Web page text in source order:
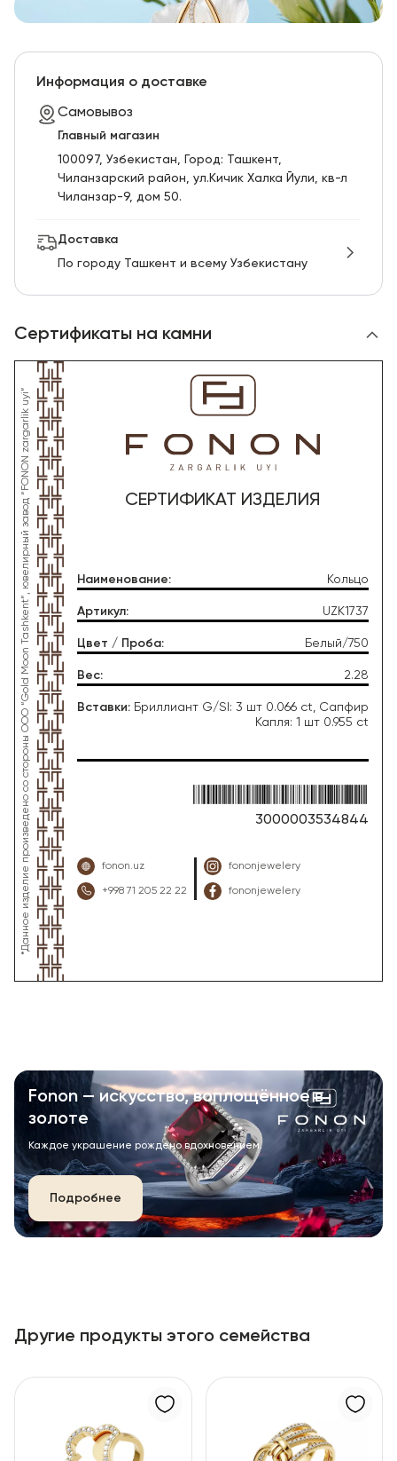
Информация о доставке
Самовывоз
Главный магазин
100097, Узбекистан, Город: Ташкент,
Чиланзарский pайон, ул.Кичик Халка Йули, кв-л
Чиланзар-9, дом 50.
Доставка
По городу Ташкент и всему Узбекистану
Сертификаты на камни
*Данное изделие произведено со стороны OOO “Gold Moon Tashkent”, ювелирный завод “FONON zargarlik uyi” СЕРТИФИКАТ ИЗДЕЛИЯ
Наименование: Кольцо
Артикул: UZK1737
Цвет / Проба: Белый/750
Вес: 2.28
Вставки: Бриллиант G/SI: 3 шт 0.066 ct, Сапфир
Капля: 1 шт 0.955 ct
3000003534844
fonon.uz
+998 71 205 22 22
fononjewelery
fononjewelery
Fonon — искусство, воплощённое в
золоте
Каждое украшение рождено вдохновением.
Подробнее
Другие продукты этого семейства